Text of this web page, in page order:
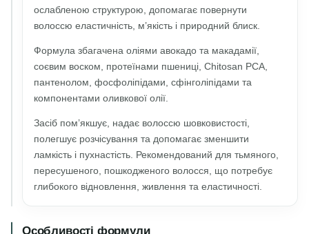
ослабленою структурою, допомагає повернути
волоссю еластичність, м’якість і природний блиск.
Формула збагачена оліями авокадо та макадамії,
соєвим воском, протеїнами пшениці, Chitosan PCA,
пантенолом, фосфоліпідами, сфінголіпідами та
компонентами оливкової олії.
Засіб пом’якшує, надає волоссю шовковистості,
полегшує розчісування та допомагає зменшити
ламкість і пухнастість. Рекомендований для тьмяного,
пересушеного, пошкодженого волосся, що потребує
глибокого відновлення, живлення та еластичності.
Особливості формули